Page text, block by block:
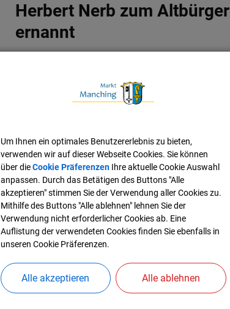
Herbert Nerb zum
ernannt
langjährigen und verdienstvollen Tätigkeit zum
Altbürgermeister zu ernennen. Mit diesem Beschluss
für das Gemeinwohl.
Herbert Nerb prägte über viele Jahre hinweg die
kommunalpolitische Arbeit maßgeblich und setzte
Impulse in zahlreichen Bereichen. Sein
verantwortungsbewusstes Handeln, seine Bürgernähe
sein unermüdliches Engagement haben die Gemeinde
nachhaltig geprägt.
Die offizielle Übergabe der Ernennungsurkunde erfolgte
Erste Bürgermeister, Klaus Neumayr, überreichte die
seines Amtsvorgängers. In seiner Ansprache hob er
Engagement von Herbert Nerb hervor.
Mit der Ernennung zum Altbürgermeister spricht die
Um Ihnen ein optimales Benutzererlebnis zu bieten,
verwenden wir auf dieser Webseite Cookies. Sie können
über dieCookie PräferenzenIhre aktuelle Cookie Auswahl
anpassen. Durch das Betätigen des Buttons "Alle
akzeptieren" stimmen Sie der Verwendung aller Cookies zu.
Mithilfe des Buttons "Alle ablehnen" lehnen Sie der
Verwendung nicht erforderlicher Cookies ab. Eine
Auflistung der verwendeten Cookies finden Sie ebenfalls in
unseren Cookie Präferenzen.
Alle akzeptieren Alle ablehnen